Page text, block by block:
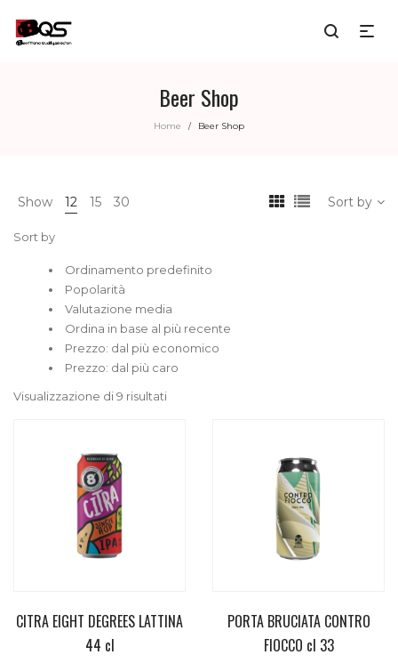
Beer Shop
Home / Beer Shop
Show 12 15 30 Sort by
Sort by
Ordinamento predefinito
Popolarità
Valutazione media
Ordina in base al più recente
Prezzo: dal più economico
Prezzo: dal più caro
Visualizzazione di 9 risultati
CITRA EIGHT DEGREES LATTINA
44 cl
PORTA BRUCIATA CONTRO
FIOCCO cl 33